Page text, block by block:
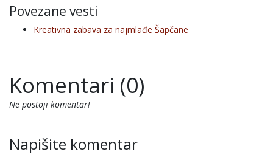
Povezane vesti
Kreativna zabava za najmlađe Šapčane
Komentari (0)
Ne postoji komentar!
Napišite komentar